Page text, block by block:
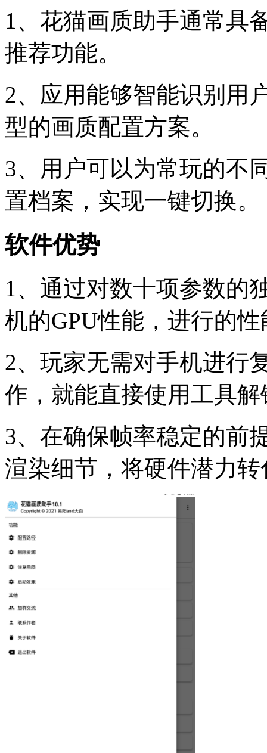
1、花猫画质助手通常具
推荐功能。
2、应用能够智能识别用
型的画质配置方案。
3、用户可以为常玩的不
置档案，实现一键切换。
软件优势
1、通过对数十项参数的
机的GPU性能，进行的
2、玩家无需对手机进行
作，就能直接使用工具
3、在确保帧率稳定的前
渲染细节，将硬件潜力